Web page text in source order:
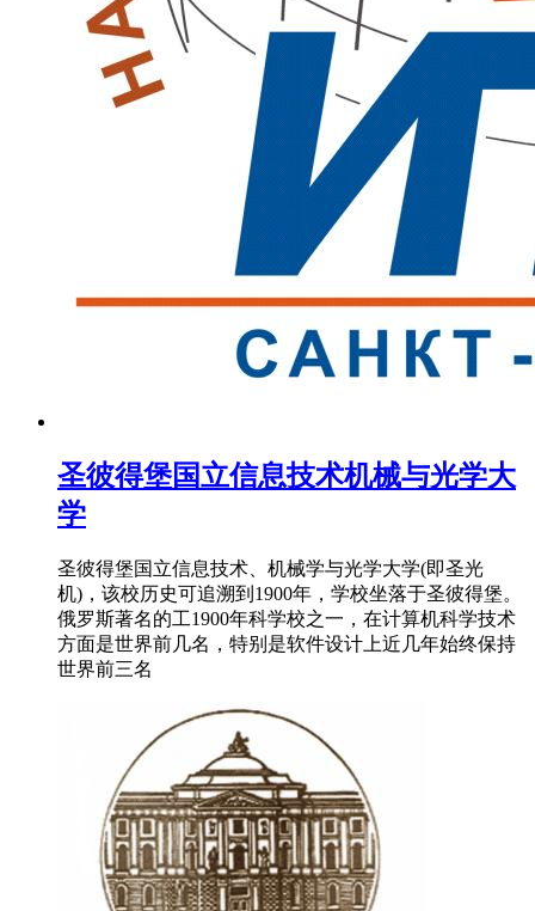
圣彼得堡国立信息技术机械与光学大
学
圣彼得堡国立信息技术、机械学与光学大学(即圣光
机)，该校历史可追溯到1900年，学校坐落于圣彼得堡。
俄罗斯著名的工1900年科学校之一，在计算机科学技术
方面是世界前几名，特别是软件设计上近几年始终保持
世界前三名